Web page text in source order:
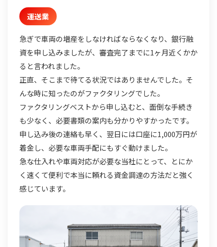
運送業
急ぎで車両の増産をしなければならなくなり、銀行融
資を申し込みましたが、審査完了までに1ヶ月近くかか
ると言われました。
正直、そこまで待てる状況ではありませんでした。そ
んな時に知ったのがファクタリングでした。
ファクタリングベストから申し込むと、面倒な手続き
も少なく、必要書類の案内も分かりやすかったです。
申し込み後の連絡も早く、翌日には口座に1,000万円が
着金し、必要な車両手配にもすぐ動けました。
急な仕入れや車両対応が必要な当社にとって、とにか
く速くて便利で本当に頼れる資金調達の方法だと強く
感じています。